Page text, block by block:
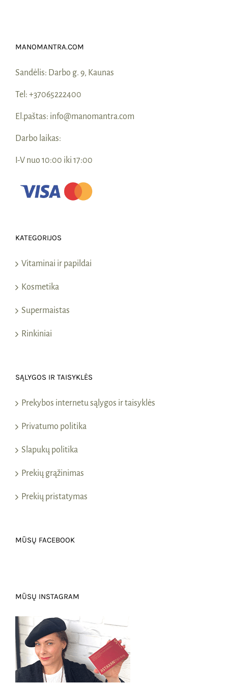
MANOMANTRA.COM
Sandėlis: Darbo g. 9, Kaunas
Tel: +37065222400
El.paštas: info@manomantra.com
Darbo laikas:
I-V nuo 10:00 iki 17:00
KATEGORIJOS
Vitaminai ir papildai
Kosmetika
Supermaistas
Rinkiniai
SĄLYGOS IR TAISYKLĖS
Prekybos internetu sąlygos ir taisyklės
Privatumo politika
Slapukų politika
Prekių grąžinimas
Prekių pristatymas
MŪSŲ FACEBOOK
MŪSŲ INSTAGRAM